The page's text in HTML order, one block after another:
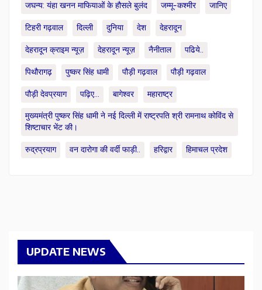
जघन्य: यंहा खनन माफियाओं के हौसले बुलंद जम्मू-कश्मीर जानिए
टिहरी गढ़वाल दिल्ली दुनिया देश देहरादून
देहरादून क्राइम न्यूज़ देहरादून न्यूज़ नैनीताल पढिये..
पिथौरागढ़ पुष्कर सिंह धामी पौड़ी गढ़वाल पौड़ी गढ़वाल
पौड़ी देवप्रयाग पढ़िए... बागेश्वर महाराष्ट्र
मुख्यमंत्री पुष्कर सिंह धामी ने नई दिल्ली में राष्ट्रपति श्री रामनाथ कोविंद से
शिष्टाचार भेंट की।
रुद्रप्रयाग वन दारोगा की वर्दी फाड़ी.. हरिद्वार हिमाचल प्रदेश
UPDATE NEWS